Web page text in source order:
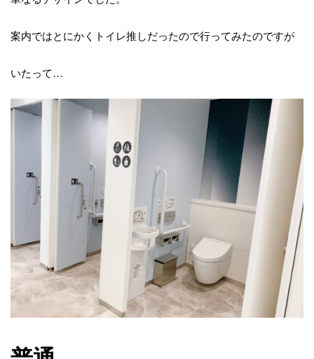
案内ではとにかくトイレ推しだったので行ってみたのですが
いたって…